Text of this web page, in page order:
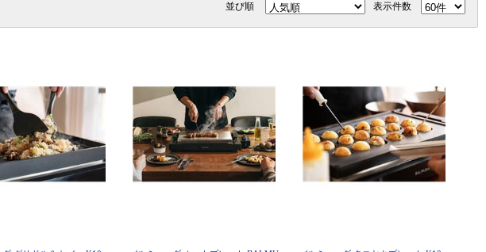
並び順 表示件数